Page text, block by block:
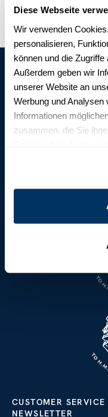
Diese Webseite
Wir verwenden
personalisieren,
können und die
Außerdem geben wir
unserer Website an
Werbung und Analysen
Informationen
zusammen, die Sie
Wir verwenden
über 125
CUSTOMER SERVICE
NEWSLETTER